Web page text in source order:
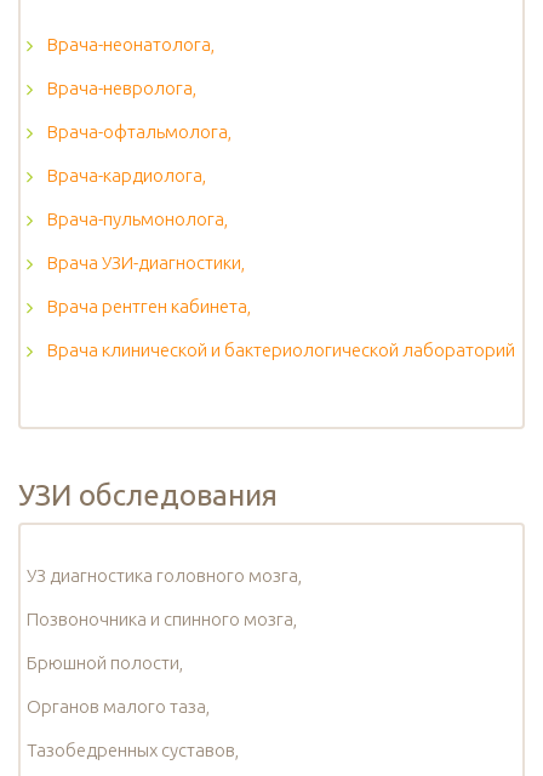
Врача-неонатолога,
Врача-невролога,
Врача-офтальмолога,
Врача-кардиолога,
Врача-пульмонолога,
Врача УЗИ-диагностики,
Врача рентген кабинета,
Врача клинической и бактериологической лабораторий
УЗИ обследования
УЗ диагностика головного мозга,
Позвоночника и спинного мозга,
Брюшной полости,
Органов малого таза,
Тазобедренных суставов,